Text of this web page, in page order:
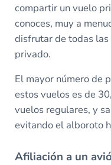
compartir un vuelo
conoces, muy a
disfrutar de todas
privado.
El mayor número de
estos vuelos es de
vuelos regulares, y
evitando el alboroto
Afiliación a un